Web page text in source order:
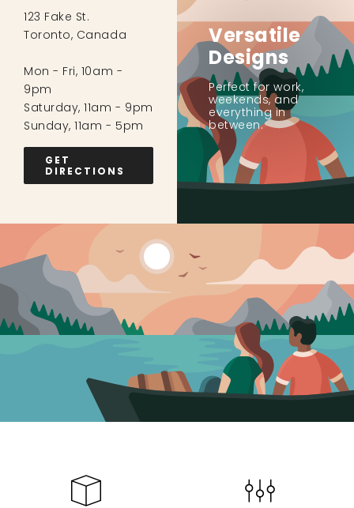
123 Fake St.
Toronto, Canada
Mon - Fri, 10am -
9pm
Saturday, 11am - 9pm
Sunday, 11am - 5pm
GET
DIRECTIONS
Versatile
Designs
Perfect for work,
weekends, and
everything in
between.